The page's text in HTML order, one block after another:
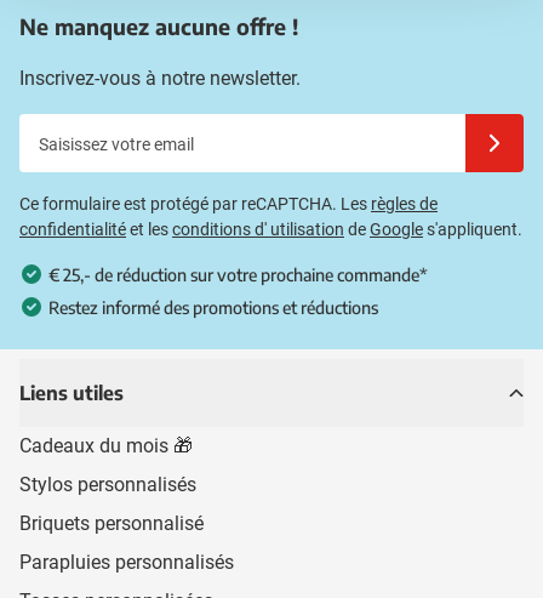
Ne manquez aucune offre !
Inscrivez-vous à notre newsletter.
Ce formulaire est protégé par reCAPTCHA. Les règles de
confidentialitéet lesconditions d' utilisation deGoogles'appliquent.
€ 25,- de réduction sur votre prochaine commande*
Restez informé des promotions et réductions
Liens utiles
Cadeaux du mois 🎁
Stylos personnalisés
Briquets personnalisé
Parapluies personnalisés